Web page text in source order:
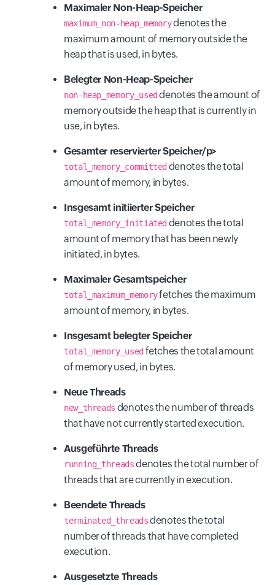
Maximaler Non-Heap-Speicher
maximum_non-heap_memorydenotes the
maximum amount of memory outside the
heap that is used, in bytes.
Belegter Non-Heap-Speicher
non-heap_memory_useddenotes the amount of
memory outside the heap that is currently in
use, in bytes.
Gesamter reservierter Speicher/p>
total_memory_committed denotes the total
amount of memory, in bytes.
Insgesamt initiierter Speicher
total_memory_initiated denotes the total
amount of memory that has been newly
initiated, in bytes.
Maximaler Gesamtspeicher
total_maximum_memoryfetches the maximum
amount of memory, in bytes.
Insgesamt belegter Speicher
total_memory_usedfetches the total amount
of memory used, in bytes.
Neue Threads
new_threads denotes the number of threads
that have not currently started execution.
Ausgeführte Threads
running_threadsdenotes the total number of
threads that are currently in execution.
Beendete Threads
terminated_threadsdenotes the total
number of threads that have completed
execution.
Ausgesetzte Threads